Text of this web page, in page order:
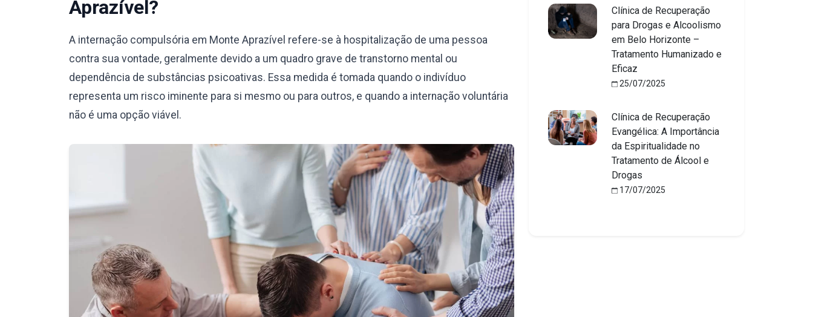
Aprazível?
A internação compulsória em Monte Aprazível refere-se à hospitalização de uma pessoa
contra sua vontade, geralmente devido a um quadro grave de transtorno mental ou
dependência de substâncias psicoativas. Essa medida é tomada quando o indivíduo
representa um risco iminente para si mesmo ou para outros, e quando a internação voluntária
não é uma opção viável.
Clínica de Recuperação
para Drogas e Alcoolismo
em Belo Horizonte –
Tratamento Humanizado e
Eficaz
25/07/2025
Clínica de Recuperação
Evangélica: A Importância
da Espiritualidade no
Tratamento de Álcool e
Drogas
17/07/2025